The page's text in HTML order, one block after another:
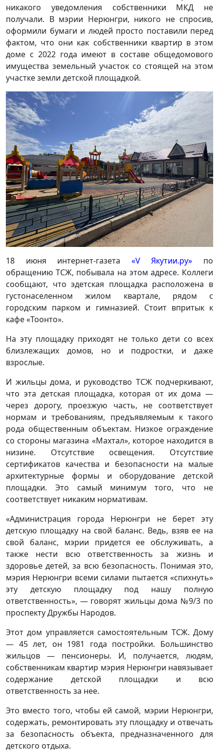
никакого уведомления собственники МКД не
получали. В мэрии Нерюнгри, никого не спросив,
оформили бумаги и людей просто поставили перед
фактом, что они как собственники квартир в этом
доме с 2022 года имеют в составе общедомового
имущества земельный участок со стоящей на этом
участке земли детской площадкой.
18 июня интернет-газета «V Якутии.ру» по
обращению ТСЖ, побывала на этом адресе. Коллеги
сообщают, что эдетская площадка расположена в
густонаселенном жилом квартале, рядом с
городским парком и гимназией. Стоит впритык к
кафе «Тоонто».
На эту площадку приходят не только дети со всех
близлежащих домов, но и подростки, и даже
взрослые.
И жильцы дома, и руководство ТСЖ подчеркивают,
что эта детская площадка, которая от их дома —
через дорогу, проезжую часть, не соответствует
нормам и требованиям, предъявляемым к такого
рода общественным объектам. Низкое ограждение
со стороны магазина «Махтал», которое находится в
низине. Отсутствие освещения. Отсутствие
сертификатов качества и безопасности на малые
архитектурные формы и оборудование детской
площадки. Это самый минимум того, что не
соответствует никаким нормативам.
«Администрация города Нерюнгри не берет эту
детскую площадку на свой баланс. Ведь, взяв ее на
свой баланс, мэрии придется ее обслуживать, а
также нести всю ответственность за жизнь и
здоровье детей, за всю безопасность. Понимая это,
мэрия Нерюнгри всеми силами пытается «спихнуть»
эту детскую площадку под нашу полную
ответственность», — говорят жильцы дома №9/3 по
проспекту Дружбы Народов.
Этот дом управляется самостоятельным ТСЖ. Дому
— 45 лет, он 1981 года постройки. Большинство
жильцов — пенсионеры. И, получается, людям,
собственникам квартир мэрия Нерюнгри навязывает
содержание детской площадки и всю
ответственность за нее.
Это вместо того, чтобы ей самой, мэрии Нерюнгри,
содержать, ремонтировать эту площадку и отвечать
за безопасность объекта, предназначенного для
детского отдыха.